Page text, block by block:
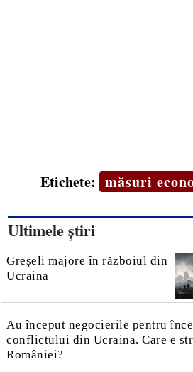
Etichete: măsuri
Ultimele știri
Greșeli majore în războiul din
Ucraina
Au început negocierile pentru
conflictului din Ucraina. Care e
României?